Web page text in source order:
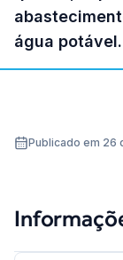
água potável.
Publicado em 26